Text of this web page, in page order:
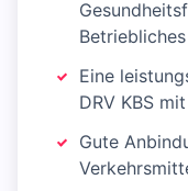
Eine
DRV KBS
Gute